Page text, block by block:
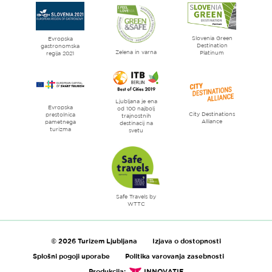
Ljubljana
mesto
literature
Evropska
gastronomska
regija 2021
Zelena in varna
Slovenia Green
Destination
Platinum
Evropska
prestolnica
pametnega
turizma
Ljubljana je ena
od 100 najbolj
trajnostnih
destinacij na
svetu
City Destinations
Alliance
Safe Travels by
WTTC
© 2026 Turizem Ljubljana
Izjava o dostopnosti
Splošni pogoji uporabe
Politika varovanja zasebnosti